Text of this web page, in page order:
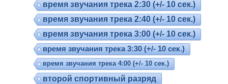
время звучания трека 2:30 (+/- 10 сек.)
время звучания трека 2:40 (+/- 10 сек.)
время звучания трека 3:00 (+/- 10 сек.)
время звучания трека 3:30 (+/- 10 сек.)
время звучания трека 4:00 (+/- 10 сек.)
второй спортивный разряд